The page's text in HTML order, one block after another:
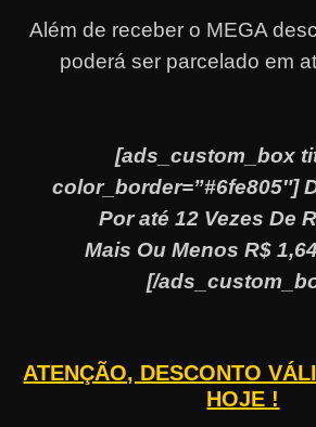
Além de receber o MEGA
poderá ser parcelado em
[ads_custom_box
color_border=”#6fe805″]
Por até 12 Vezes De
Mais Ou Menos R$
[/
ATENÇÃO, DESCONTO
HOJE !